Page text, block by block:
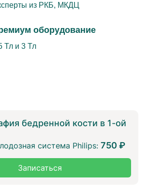
из РКБ, МКДЦ
оборудование
Тл и 3 Тл
бедренной кости в 1-ой
система Philips: 750 ₽
Записаться